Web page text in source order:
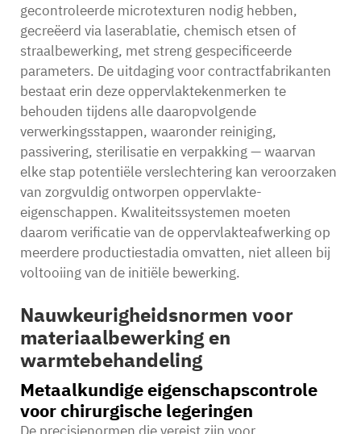
gecontroleerde microtexturen nodig hebben,
gecreëerd via laserablatie, chemisch etsen of
straalbewerking, met streng gespecificeerde
parameters. De uitdaging voor contractfabrikanten
bestaat erin deze oppervlaktekenmerken te
behouden tijdens alle daaropvolgende
verwerkingsstappen, waaronder reiniging,
passivering, sterilisatie en verpakking — waarvan
elke stap potentiële verslechtering kan veroorzaken
van zorgvuldig ontworpen oppervlakte-
eigenschappen. Kwaliteitssystemen moeten
daarom verificatie van de oppervlakteafwerking op
meerdere productiestadia omvatten, niet alleen bij
voltooiing van de initiële bewerking.
Nauwkeurigheidsnormen voor
materiaalbewerking en
warmtebehandeling
Metaalkundige eigenschapscontrole
voor chirurgische legeringen